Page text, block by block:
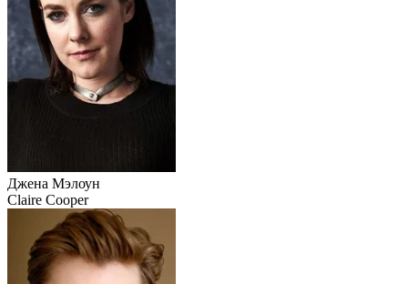
Джена Мэлоун
Claire Cooper